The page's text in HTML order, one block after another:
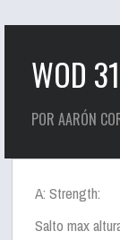
WOD
POR AARÓN
A: Strength:
Salto max